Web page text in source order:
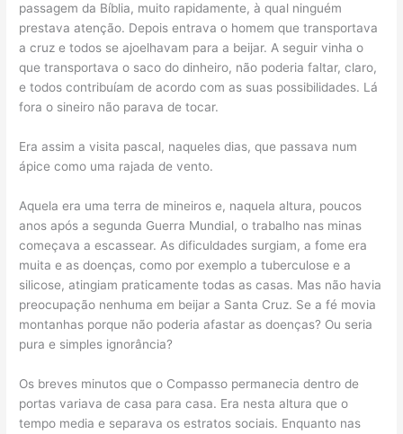
passagem da Bíblia, muito rapidamente, à qual ninguém
prestava atenção. Depois entrava o homem que transportava
a cruz e todos se ajoelhavam para a beijar. A seguir vinha o
que transportava o saco do dinheiro, não poderia faltar, claro,
e todos contribuíam de acordo com as suas possibilidades. Lá
fora o sineiro não parava de tocar.
Era assim a visita pascal, naqueles dias, que passava num
ápice como uma rajada de vento.
Aquela era uma terra de mineiros e, naquela altura, poucos
anos após a segunda Guerra Mundial, o trabalho nas minas
começava a escassear. As dificuldades surgiam, a fome era
muita e as doenças, como por exemplo a tuberculose e a
silicose, atingiam praticamente todas as casas. Mas não havia
preocupação nenhuma em beijar a Santa Cruz. Se a fé movia
montanhas porque não poderia afastar as doenças? Ou seria
pura e simples ignorância?
Os breves minutos que o Compasso permanecia dentro de
portas variava de casa para casa. Era nesta altura que o
tempo media e separava os estratos sociais. Enquanto nas